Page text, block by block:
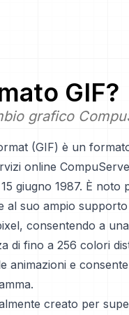
GIF?
grafico
(GIF) è un
online
giugno 1987. È noto
al suo ampio
consentendo a
di fino a 256 colori
animazioni e
creato per